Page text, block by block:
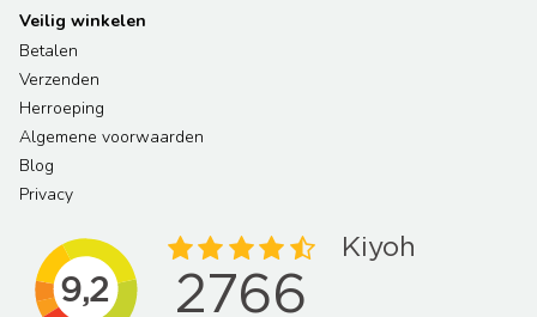
Veilig winkelen
Betalen
Verzenden
Herroeping
Algemene voorwaarden
Blog
Privacy